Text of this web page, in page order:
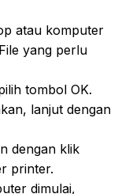
atau komputer
yang perlu
tombol OK.
lanjut dengan
dengan klik
printer.
dimulai,